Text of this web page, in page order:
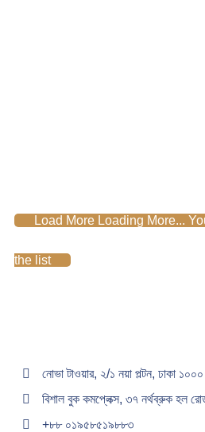
Load More Loading More...
the list
নোভা টাওয়ার, ২/১ নয়া পল্টন, ঢাকা ১০০০
বিশাল বুক কমপ্লেক্স, ৩৭ নর্থব্রুক হল
+৮৮ ০১৯৫৮৫১৯৮৮৩